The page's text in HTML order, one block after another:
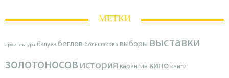
МЕТКИ
архитектура балуев беглов большакова выборы выставки
золотоносов история карантин кино книги